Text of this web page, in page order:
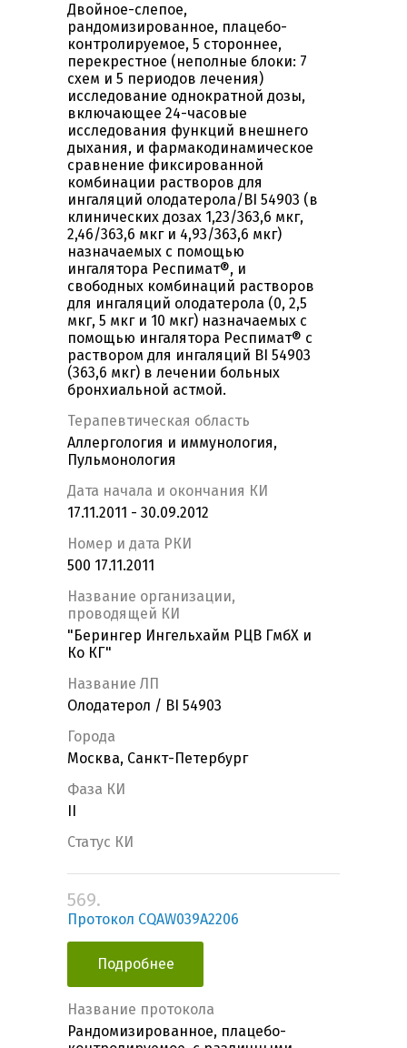
Двойное-слепое,
рандомизированное, плацебо-
контролируемое, 5 стороннее,
перекрестное (неполные блоки: 7
схем и 5 периодов лечения)
исследование однократной дозы,
включающее 24-часовые
исследования функций внешнего
дыхания, и фармакодинамическое
сравнение фиксированной
комбинации растворов для
ингаляций олодатерола/BI 54903 (в
клинических дозах 1,23/363,6 мкг,
2,46/363,6 мкг и 4,93/363,6 мкг)
назначаемых с помощью
ингалятора Респимат®, и
свободных комбинаций растворов
для ингаляций олодатерола (0, 2,5
мкг, 5 мкг и 10 мкг) назначаемых с
помощью ингалятора Респимат® с
раствором для ингаляций BI 54903
(363,6 мкг) в лечении больных
бронхиальной астмой.
Терапевтическая область
Аллергология и иммунология,
Пульмонология
Дата начала и окончания КИ
17.11.2011 - 30.09.2012
Номер и дата РКИ
500 17.11.2011
Название организации,
проводящей КИ
"Берингер Ингельхайм РЦВ ГмбХ и
Ко КГ"
Название ЛП
Олодатерол / BI 54903
Города
Москва, Санкт-Петербург
Фаза КИ
Статус КИ
569.
Протокол CQAW039A2206
Подробнее
Название протокола
Рандомизированное, плацебо-